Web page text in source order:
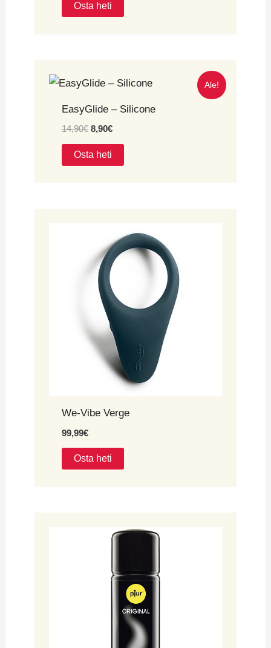
Osta heti
Ale!
EasyGlide – Silicone
14,90€ 8,90€
Osta heti
We-Vibe Verge
99,99€
Osta heti